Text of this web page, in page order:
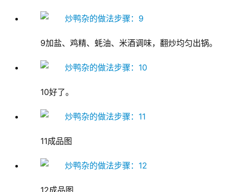
讯
A
9加盐、鸡精、蚝油、米酒调味，翻炒均匀出锅。
10好了。
11成品图